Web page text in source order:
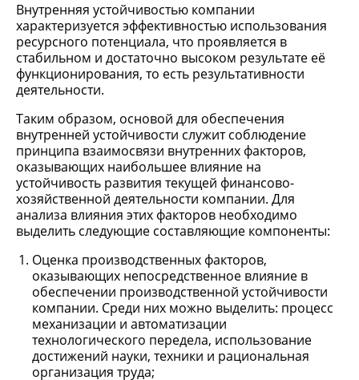
Внутренняя устойчивостью компании
характеризуется эффективностью использования
ресурсного потенциала, что проявляется в
стабильном и достаточно высоком результате её
функционирования, то есть результативности
деятельности.
Таким образом, основой для обеспечения
внутренней устойчивости служит соблюдение
принципа взаимосвязи внутренних факторов,
оказывающих наибольшее влияние на
устойчивость развития текущей финансово-
хозяйственной деятельности компании. Для
анализа влияния этих факторов необходимо
выделить следующие составляющие компоненты:
Оценка производственных факторов,
оказывающих непосредственное влияние в
обеспечении производственной устойчивости
компании. Среди них можно выделить: процесс
механизации и автоматизации
технологического передела, использование
достижений науки, техники и рациональная
организация труда;